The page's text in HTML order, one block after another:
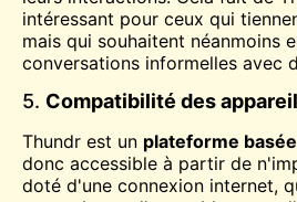
intéressant pour ceux qui
mais qui souhaitent néanmoins
conversations informelles avec
5. Compatibilité des
Thundr est un plateforme
donc accessible à partir de
doté d'une connexion internet,